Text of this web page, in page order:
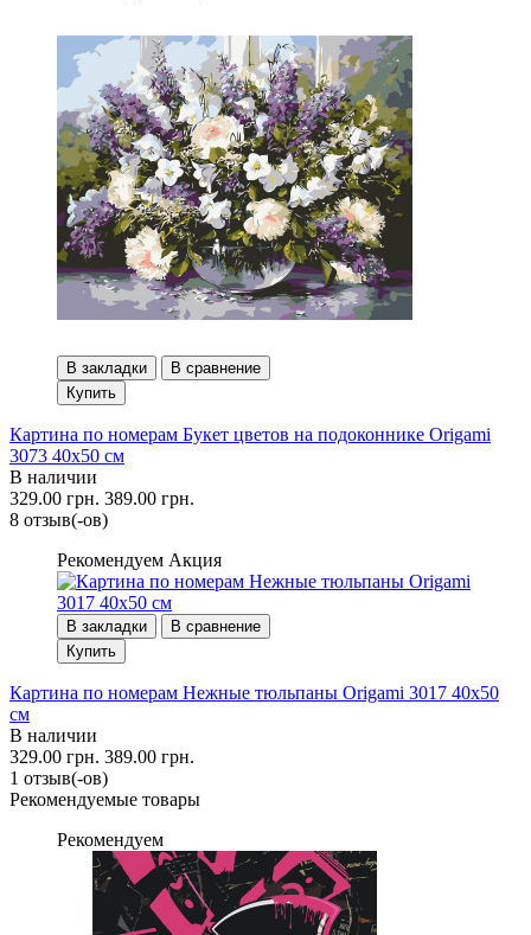
В закладки
В сравнение
Купить
Картина по номерам Букет цветов на подоконнике Origami
3073 40x50 см
В наличии
329.00 грн. 389.00 грн.
8 отзыв(-ов)
Рекомендуем Акция
В закладки
В сравнение
Купить
Картина по номерам Нежные тюльпаны Origami 3017 40x50
см
В наличии
329.00 грн. 389.00 грн.
1 отзыв(-ов)
Рекомендуемые товары
Рекомендуем